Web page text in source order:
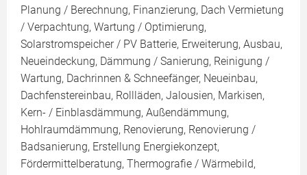
Planung / Berechnung, Finanzierung, Dach Vermietung
/ Verpachtung, Wartung / Optimierung,
Solarstromspeicher / PV Batterie, Erweiterung, Ausbau,
Neueindeckung, Dämmung / Sanierung, Reinigung /
Wartung, Dachrinnen & Schneefänger, Neueinbau,
Dachfenstereinbau, Rollläden, Jalousien, Markisen,
Kern- / Einblasdämmung, Außendämmung,
Hohlraumdämmung, Renovierung, Renovierung /
Badsanierung, Erstellung Energiekonzept,
Fördermittelberatung, Thermografie / Wärmebild,